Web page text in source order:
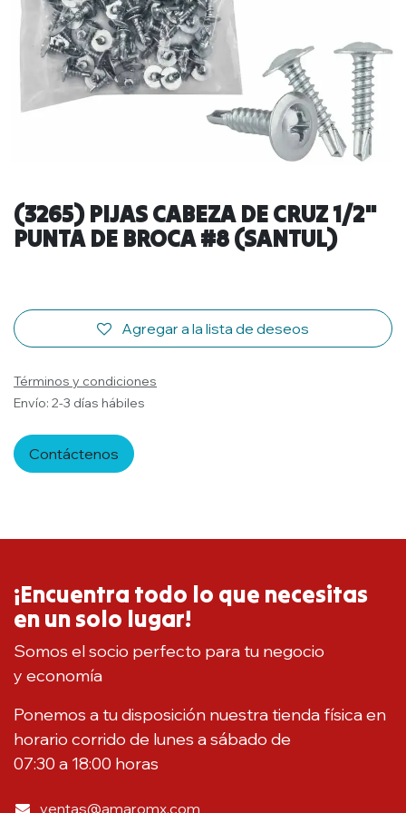
(3265) PIJAS CABEZA DE CRUZ 1/2"
PUNTA DE BROCA #8 (SANTUL)
Agregar a la lista de deseos
Términos y condiciones
Envío: 2-3 días hábiles
Contáctenos
¡Encuentra todo lo que necesitas
en un solo lugar!
Somos el socio perfecto para tu negocio
y economía
Ponemos a tu disposición nuestra tienda física en
horario corrido de lunes a sábado de
07:30 a 18:00 horas
ventas@amaromx.com